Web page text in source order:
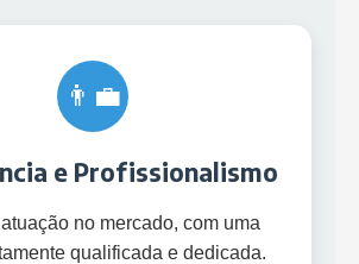
👨‍💼
e Profissionalismo
no mercado, com uma
qualificada e dedicada.